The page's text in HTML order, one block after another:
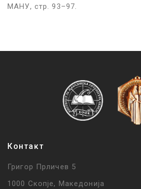
МАНУ, стр. 93–97.
Контакт
Григор Прличев 5
1000 Скопје, Македонија